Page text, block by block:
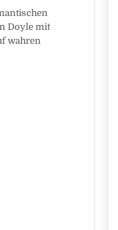
Doyle mit
wahren